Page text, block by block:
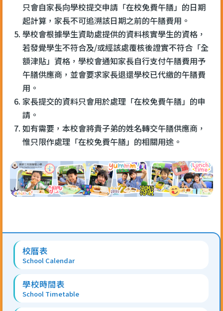
只會自家長向學校提交申請「在校免費午膳」的日期
起計算，家長不可追溯該日期之前的午膳費用。
學校會根據學生資助處提供的資料核實學生的資格，
若發覺學生不符合及/或經該處覆核後證實不符合「全
額津貼」資格，學校會通知家長自行支付午膳費用予
午膳供應商，並會要求家長退還學校已代繳的午膳費
用。
家長提交的資料只會用於處理「在校免費午膳」的申
請。
如有需要，本校會將貴子弟的姓名轉交午膳供應商，
惟只限作處理「在校免費午膳」的相關用途。
Main
navigation
校曆表
School Calendar
學校時間表
School Timetable